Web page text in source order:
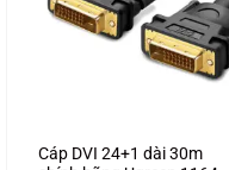
Cáp DVI 24+1 dài 30m